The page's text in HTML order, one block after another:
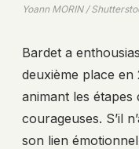
Yoann MORIN /
Bardet a
deuxième place en
animant les étapes
courageuses. S’il
son lien